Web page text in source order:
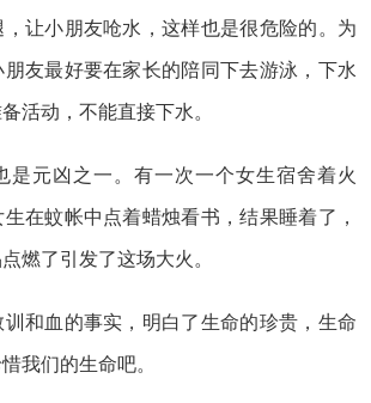
让小朋友呛水，这样也是很危险的。为
友最好要在家长的陪同下去游泳，下水
活动，不能直接下水。
是元凶之一。有一次一个女生宿舍着火
在蚊帐中点着蜡烛看书，结果睡着了，
燃了引发了这场大火。
和血的事实，明白了生命的珍贵，生命
我们的生命吧。